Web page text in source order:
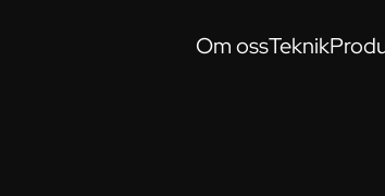
Om ossTeknik